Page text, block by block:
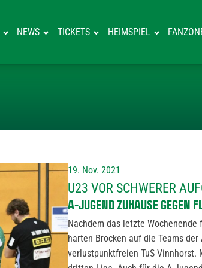
NEWS TICKETS HEIMSPIEL
19. Nov. 2021
U23 VOR SCHWERER
A-JUGEND ZUHAUSE GEGEN
Nachdem das letzte
harten Brocken auf die Teams
verlustpunktfreien TuS Vinnhorst.